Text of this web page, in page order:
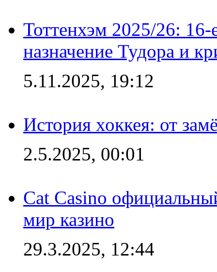
Тоттенхэм 2025/26:
назначение Тудора и
5.11.2025, 19:12
История хоккея: от
2.5.2025, 00:01
Cat Casino
мир казино
29.3.2025, 12:44